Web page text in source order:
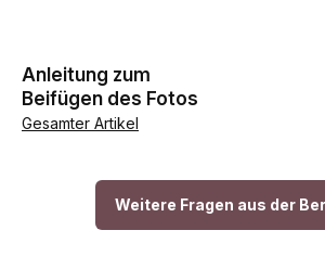
Anleitung zum
Beifügen des Fotos
Gesamter Artikel
Weitere Fragen aus der